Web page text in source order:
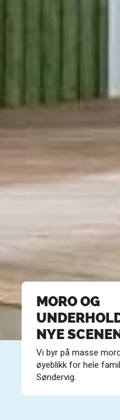
MORO OG
NYE
Vi byr på masse
øyeblikk for hele
Søndervig.